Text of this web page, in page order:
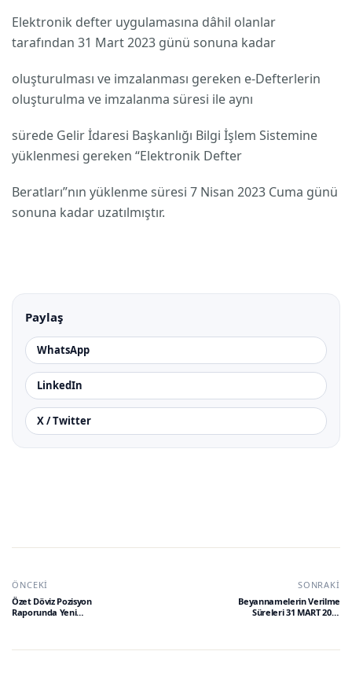
Elektronik defter uygulamasına dâhil olanlar
tarafından 31 Mart 2023 günü sonuna kadar
oluşturulması ve imzalanması gereken e-Defterlerin
oluşturulma ve imzalanma süresi ile aynı
sürede Gelir İdaresi Başkanlığı Bilgi İşlem Sistemine
yüklenmesi gereken “Elektronik Defter
Beratları”nın yüklenme süresi 7 Nisan 2023 Cuma günü
sonuna kadar uzatılmıştır.
Paylaş
WhatsApp
LinkedIn
X / Twitter
ÖNCEKI
Özet Döviz Pozisyon
Raporunda Yeni
SONRAKI
Beyannamelerin Verilme
Süreleri 31 MART 2023